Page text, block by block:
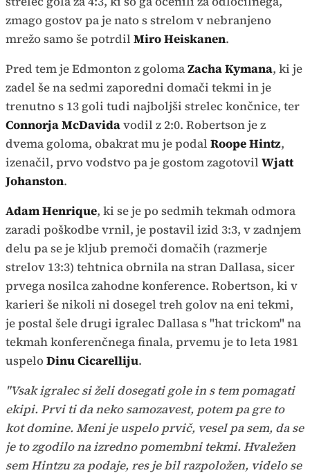
zmago gostov pa je nato s strelom v nebranjeno
mrežo samo še potrdil Miro Heiskanen.
Pred tem je Edmonton z golomaZacha Kymana, ki je
zadel še na sedmi zaporedni domači tekmi in je
trenutno s 13 goli tudi najboljši strelec končnice, ter
Connorja McDavidavodil z 2:0. Robertson je z
dvema goloma, obakrat mu je podal Roope Hintz,
izenačil, prvo vodstvo pa je gostom zagotovil Wjatt
Johanston.
Adam Henrique, ki se je po sedmih tekmah odmora
zaradi poškodbe vrnil, je postavil izid 3:3, v zadnjem
delu pa se je kljub premoči domačih (razmerje
strelov 13:3) tehtnica obrnila na stran Dallasa, sicer
prvega nosilca zahodne konference. Robertson, ki v
karieri še nikoli ni dosegel treh golov na eni tekmi,
je postal šele drugi igralec Dallasa s "hat trickom" na
tekmah konferenčnega finala, prvemu je to leta 1981
uspeloDinu Cicarelliju.
"Vsak igralec si želi dosegati gole in s tem pomagati
ekipi. Prvi ti da neko samozavest, potem pa gre to
kot domine. Meni je uspelo prvič, vesel pa sem, da se
je to zgodilo na izredno pomembni tekmi. Hvaležen
sem Hintzu za podaje, res je bil razpoložen, videlo se